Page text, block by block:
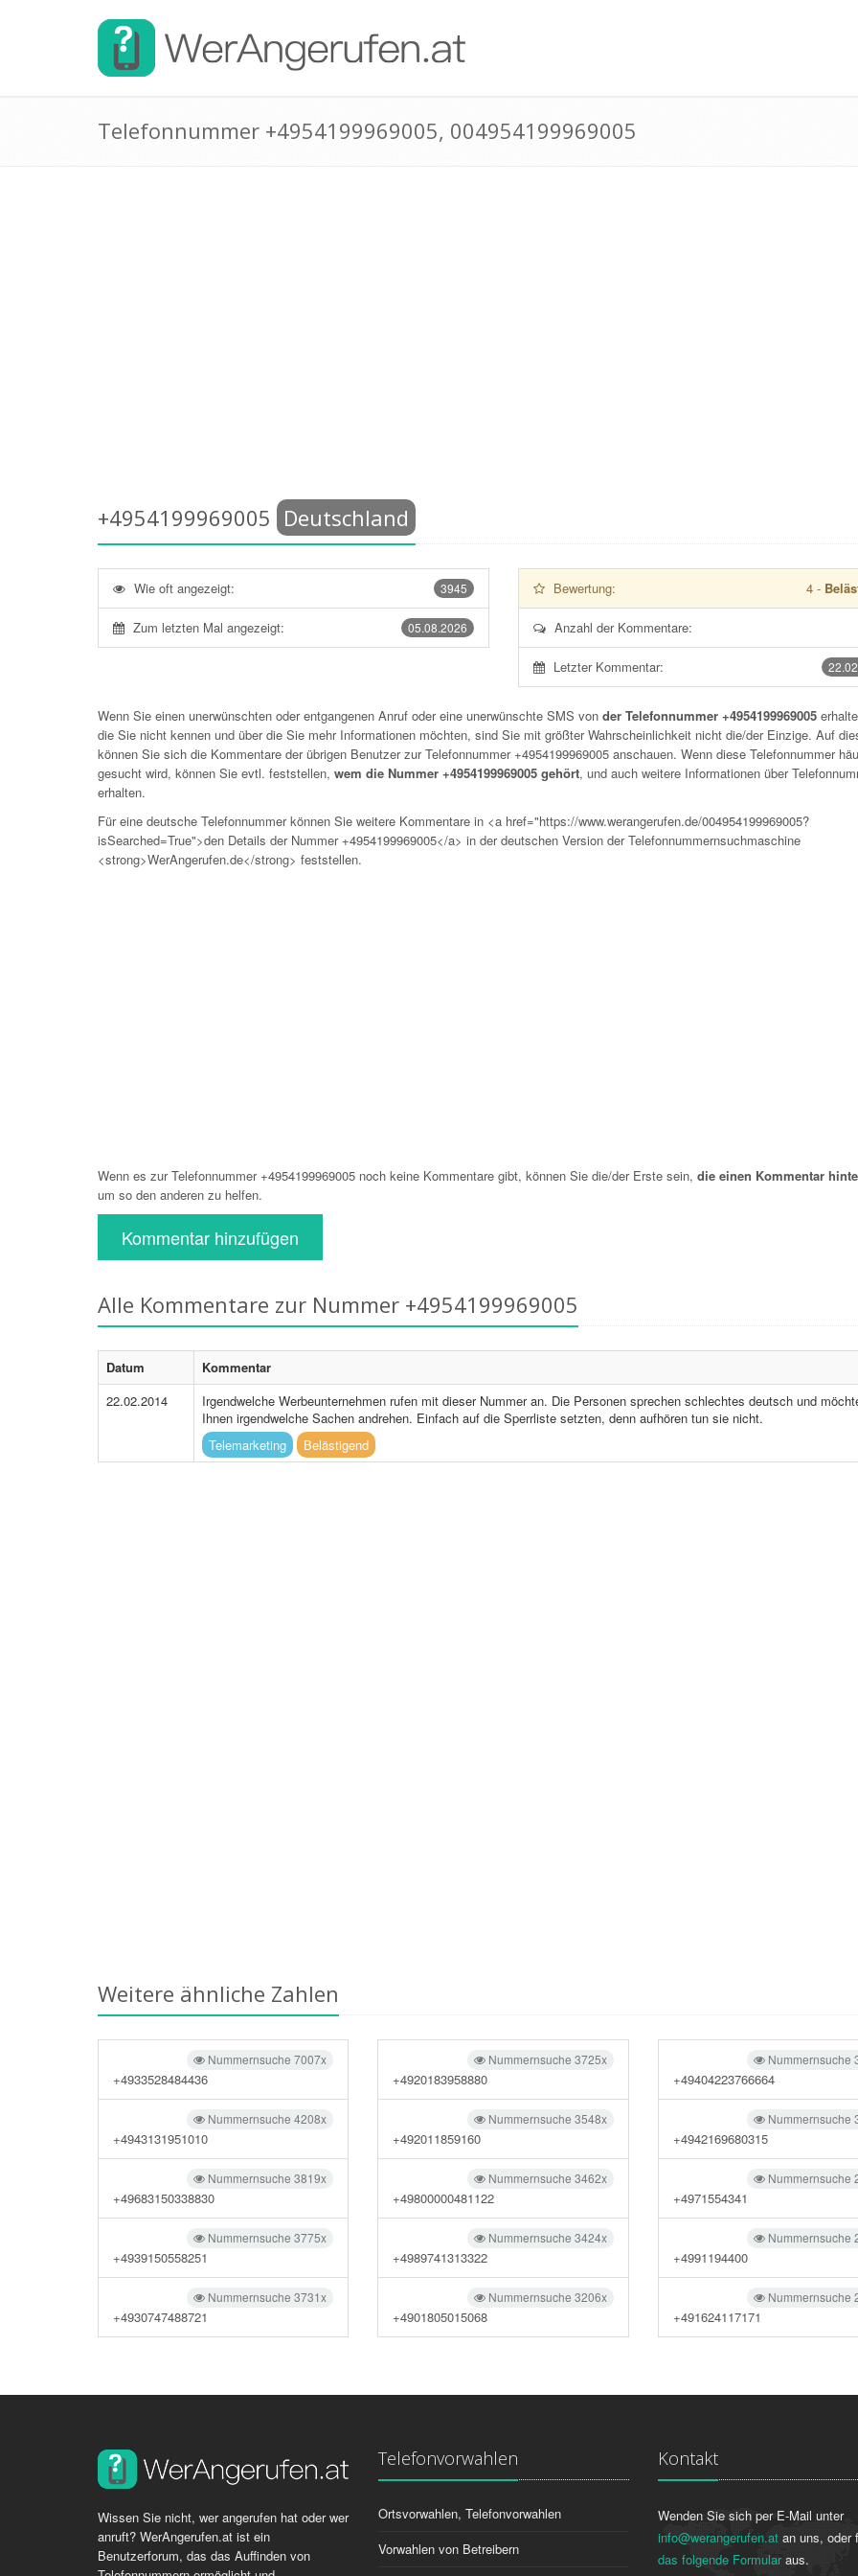
Telefonnummer +4954199969005, 004954199969005
+4954199969005 Deutschland
3945
Wie oft angezeigt:
05.08.2026
Zum letzten Mal angezeigt:
Bewertung: 4-
Anzahl der Kommentare:
Letzter Kommentar:
Wenn Sie einen unerwünschten oder entgangenen Anruf oder eine unerwünschte SMS von der Telefonnummer +4954199969005
die Sie nicht kennen und über die Sie mehr Informationen möchten, sind Sie mit größter Wahrscheinlichkeit nicht die/der Einzige. Auf
können Sie sich die Kommentare der übrigen Benutzer zur Telefonnummer +4954199969005 anschauen. Wenn diese Telefonnummer
gesucht wird, können Sie evtl. feststellen, wem die Nummer +4954199969005 gehört, und auch weitere Informationen über
erhalten.
Für eine deutsche Telefonnummer können Sie weitere Kommentare in <a href="https://www.werangerufen.de/004954199969005?
isSearched=True">den Details der Nummer +4954199969005</a> in der deutschen Version der Telefonnummernsuchmaschine
<strong>WerAngerufen.de</strong> feststellen.
Wenn es zur Telefonnummer +4954199969005 noch keine Kommentare gibt, können Sie die/der Erste sein, die einen Kommentar
um so den anderen zu helfen.
Kommentar hinzufügen
Alle Kommentare zur Nummer +4954199969005
Datum
Kommentar
22.02.2014
Irgendwelche Werbeunternehmen rufen mit dieser Nummer an. Die Personen sprechen schlechtes deutsch und
Ihnen irgendwelche Sachen andrehen. Einfach auf die Sperrliste setzten, denn aufhören tun sie nicht.
Telemarketing
Belästigend
Weitere ähnliche Zahlen
Nummernsuche 7007x
+4933528484436
Nummernsuche 4208x
+4943131951010
Nummernsuche 3819x
+49683150338830
Nummernsuche 3775x
+4939150558251
Nummernsuche 3731x
+4930747488721
Nummernsuche 3725x
+4920183958880
Nummernsuche 3548x
+492011859160
Nummernsuche 3462x
+49800000481122
Nummernsuche 3424x
+4989741313322
Nummernsuche 3206x
+4901805015068
Nummernsuche
+49404223766664
Nummernsuche
+4942169680315
Nummernsuche
+4971554341
Nummernsuche
+4991194400
Nummernsuche
+491624117171
Wissen Sie nicht, wer angerufen hat oder wer
anruft? WerAngerufen.at ist ein
Benutzerforum, das das Auffinden von
Telefonvorwahlen
Ortsvorwahlen, Telefonvorwahlen
Vorwahlen von Betreibern
Kontakt
Wenden Sie sich per E-Mail unter
info@werangerufen.at an uns, oder
das folgende Formularaus.